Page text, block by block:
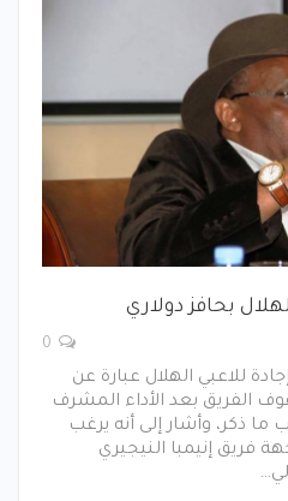
بحافز دولاري
للاعبي الهلال عبارة عن
الفريق بعد الأداء المشرف
ذكر، وأشار إلى أنه يرغب
فريق إنيمبا النيجيري